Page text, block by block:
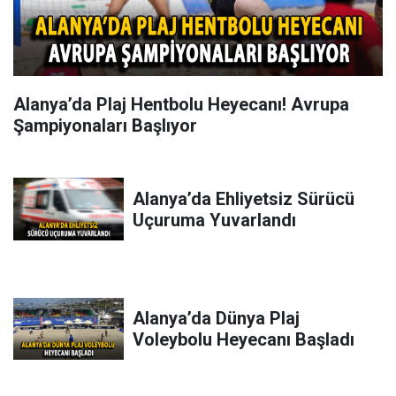
Alanya’da Plaj Hentbolu Heyecanı! Avrupa
Şampiyonaları Başlıyor
Alanya’da Ehliyetsiz Sürücü
Uçuruma Yuvarlandı
Alanya’da Dünya Plaj
Voleybolu Heyecanı Başladı